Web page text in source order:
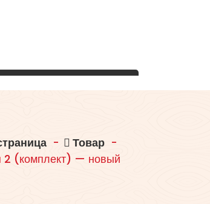
- Товар -
2 (комплект) — новый